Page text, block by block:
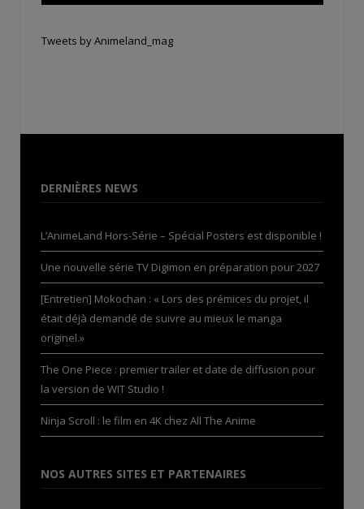
Tweets by Animeland_mag
DERNIÈRES NEWS
L’AnimeLand Hors-Série – Spécial Posters est disponible !
Une nouvelle série TV Digimon en préparation pour 2027
[Entretien] Mokochan : « Lors des prémices du projet, il
était déjà demandé de suivre au mieux le manga
originel.»
The One Piece : premier trailer et date de diffusion pour
la version de WIT Studio !
Ninja Scroll : le film en 4K chez All The Anime
NOS AUTRES SITES ET PARTENAIRES